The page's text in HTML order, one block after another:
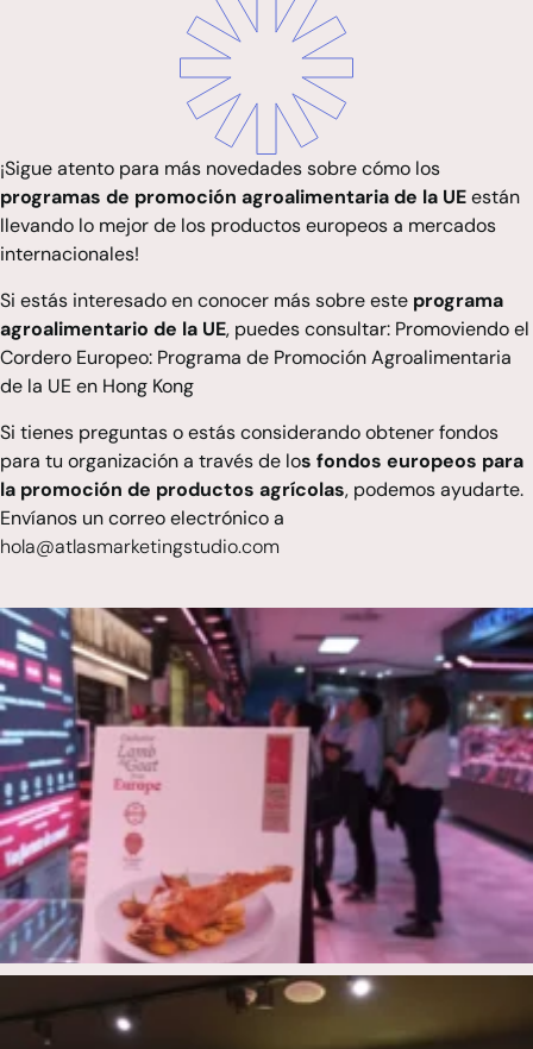
¡Sigue atento para más novedades sobre cómo los
programas de promoción agroalimentaria de la UEestán
llevando lo mejor de los productos europeos a mercados
internacionales!
Si estás interesado en conocer más sobre este programa
agroalimentario de la UE, puedes consultar: Promoviendo el
Cordero Europeo: Programa de Promoción Agroalimentaria
de la UE en Hong Kong
Si tienes preguntas o estás considerando obtener fondos
para tu organización a través de los fondos europeos para
la promoción de productos agrícolas, podemos ayudarte.
Envíanos un correo electrónico a
hola@atlasmarketingstudio.com